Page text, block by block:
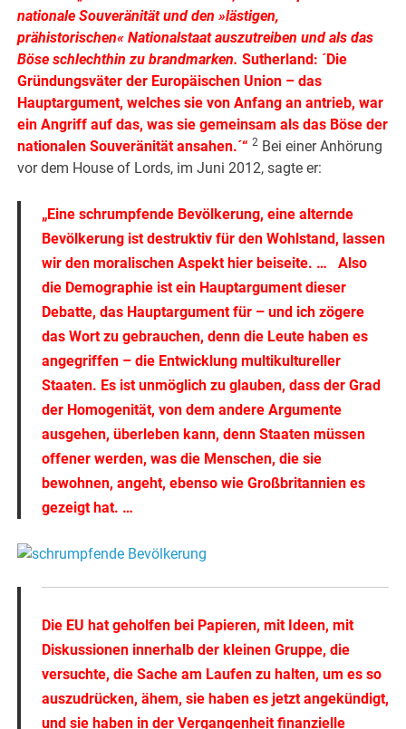
nationale Souveränität und den »lästigen,
prähistorischen« Nationalstaat auszutreiben und als das
Böse schlechthin zu brandmarken.Sutherland: ´Die
Gründungsväter der Europäischen Union – das
Hauptargument, welches sie von Anfang an antrieb, war
ein Angriff auf das, was sie gemeinsam als das Böse der
nationalen Souveränität ansahen.´“ 2 Bei einer Anhörung
vor dem House of Lords, im Juni 2012, sagte er:
„Eine schrumpfende Bevölkerung, eine alternde
Bevölkerung ist destruktiv für den Wohlstand, lassen
wir den moralischen Aspekt hier beiseite. … Also
die Demographie ist ein Hauptargument dieser
Debatte, das Hauptargument für – und ich zögere
das Wort zu gebrauchen, denn die Leute haben es
angegriffen – die Entwicklung multikultureller
Staaten. Es ist unmöglich zu glauben, dass der Grad
der Homogenität, von dem andere Argumente
ausgehen, überleben kann, denn Staaten müssen
offener werden, was die Menschen, die sie
bewohnen, angeht, ebenso wie Großbritannien es
gezeigt hat. …
Die EU hat geholfen bei Papieren, mit Ideen, mit
Diskussionen innerhalb der kleinen Gruppe, die
versuchte, die Sache am Laufen zu halten, um es so
auszudrücken, ähem, sie haben es jetzt angekündigt,
und sie haben in der Vergangenheit finanzielle